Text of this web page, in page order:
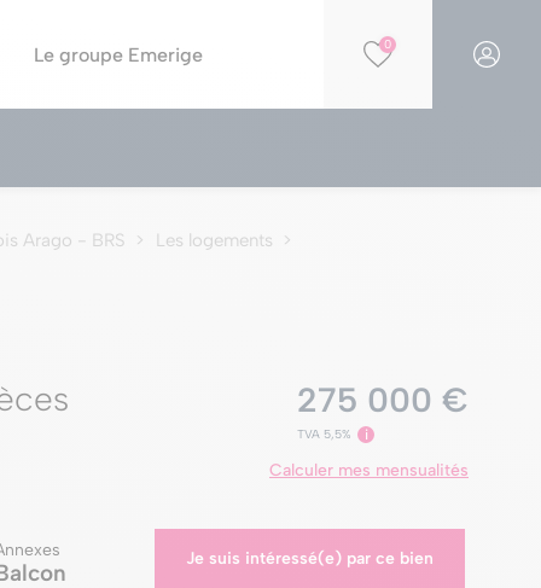
0
Nos résidences en construction
Simulation de capacité d'achat
Le groupe Emerige
Arago - BRS Les logements
275 000 €
TVA 5,5% i
Calculer mes mensualités
Je suis intéressé(e) par ce bien